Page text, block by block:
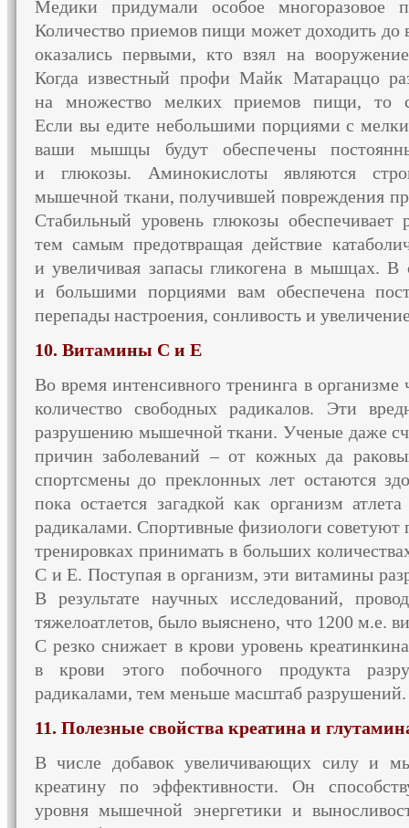
Медики придумали особое многоразовое
Количество приемов пищи может доходить до
оказались первыми, кто взял на вооружение
Когда известный профи Майк Матараццо
на множествомелких приемов пищи, то
Если вы едите небольшими порциямис
ваши мышцы будут обеспечены
и глюкозы. Аминокислоты являются
мышечной ткани, получившей повреждения
Стабильный уровень глюкозы обеспечивает
тем самым предотвращая действие
и увеличивая запасы гликогенав мышцах. В
и большими порциями вам обеспечена
перепады настроения, сонливость и
10. Витамины С и Е
Во время интенсивного тренинга в организме
количество свободных радикалов. Эти
разрушению мышечной ткани. Ученые даже
причин заболеваний –от кожных да
спортсмены до преклонных лет остаются
пока остается загадкой как организм атлета
радикалами. Спортивные физиологи советуют
тренировках принимать в больших
С иЕ. Поступая в организм, эти витамины
В результате научных исследований,
тяжелоатлетов, было выяснено, что 1200 м.е.
С резко снижает в крови уровень
в крови этого побочного продукта
радикалами, тем меньше масштаб разрушений.
11. Полезные свойства креатина и
В числе добавок увеличивающих силуи
креатину по эффективности. Он
уровня мышечной энергетики и